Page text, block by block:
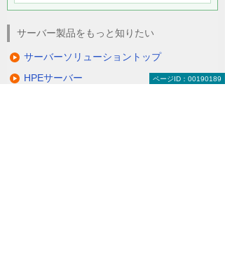
サーバー製品をもっと知りたい
サーバーソリューショントップ
HPEサーバー
ページID：00190189